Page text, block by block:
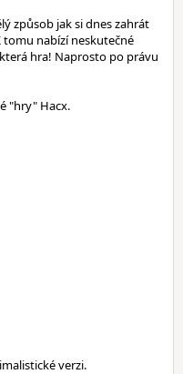
způsob jak si dnes zahrát
nabízí neskutečné
hra! Naprosto po právu
"hry" Hacx.
verzi.